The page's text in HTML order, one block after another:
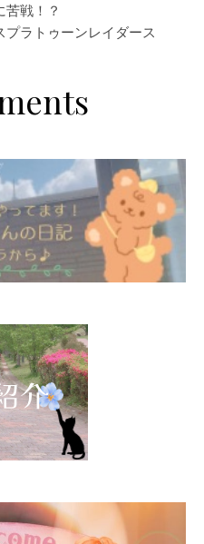
戦！？
ラトゥーンレイダース